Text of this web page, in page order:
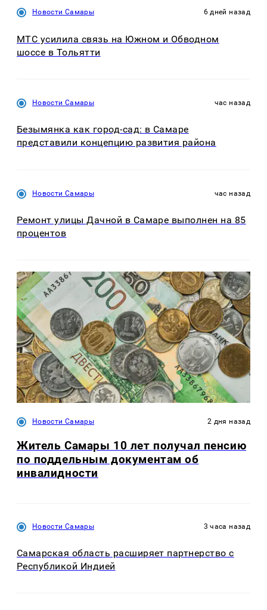
Новости Самары 6 дней назад
МТС усилила связь на Южном и Обводном
шоссе в Тольятти
Новости Самары час назад
Безымянка как город-сад: в Самаре
представили концепцию развития района
Новости Самары час назад
Ремонт улицы Дачной в Самаре выполнен на 85
процентов
Новости Самары 2 дня назад
Житель Самары 10 лет получал пенсию
по поддельным документам об
инвалидности
Новости Самары 3 часа назад
Самарская область расширяет партнерство с
Республикой Индией